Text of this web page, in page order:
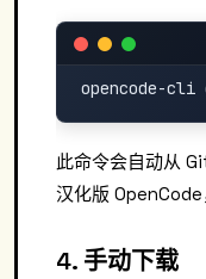
此命令会自动从
汉化版 OpenCode
4. 手动下载